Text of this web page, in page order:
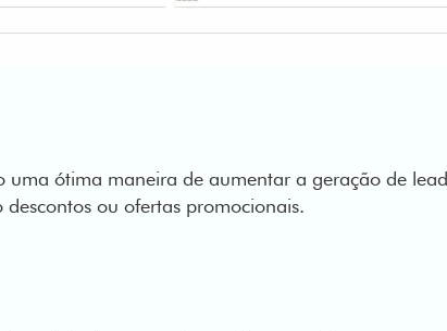
uma ótima maneira de aumentar a geração de
ou ofertas promocionais.